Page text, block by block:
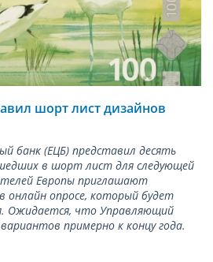
шорт лист дизайнов
банк (ЕЦБ) представил десять
в шорт лист для следующей
Европы приглашают
онлайн опросе, который будет
Ожидается, что Управляющий
примерно к концу года.